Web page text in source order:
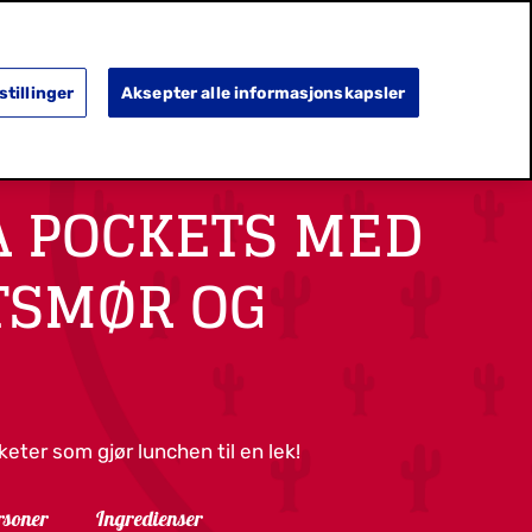
OPPDAG MER HA OMSORG SEARCH
MED
OG
som gjør lunchen til en lek!
Ingredienser
Aksepter alle informasjonskapsler